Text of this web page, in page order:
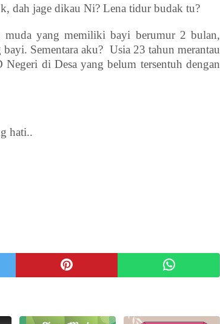
dah jage dikau Ni? Lena tidur budak tu?
yang memiliki bayi berumur 2 bulan,
Sementara aku? Usia 23 tahun merantau
di Desa yang belum tersentuh dengan
hati..